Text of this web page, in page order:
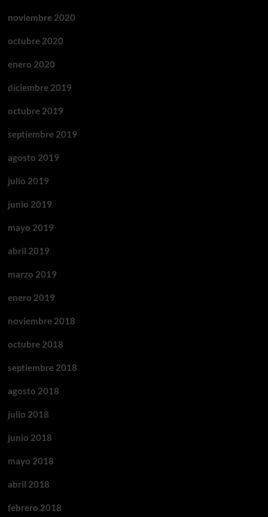
noviembre 2020
octubre 2020
enero 2020
diciembre 2019
octubre 2019
septiembre 2019
agosto 2019
julio 2019
junio 2019
mayo 2019
abril 2019
marzo 2019
enero 2019
noviembre 2018
octubre 2018
septiembre 2018
agosto 2018
julio 2018
junio 2018
mayo 2018
abril 2018
febrero 2018